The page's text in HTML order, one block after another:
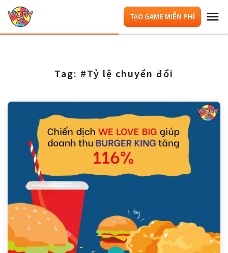
TẠO GAME MIỄN PHÍ
Tag: #Tỷ lệ chuyển đổi